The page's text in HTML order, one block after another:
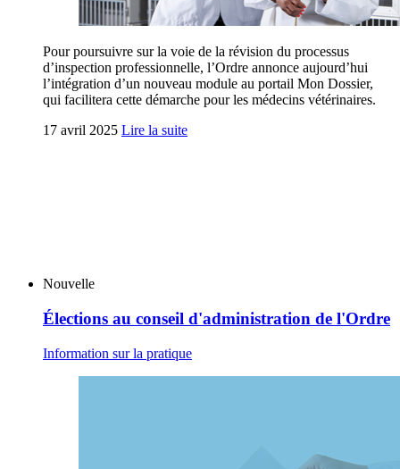
Pour poursuivre sur la voie de la révision du processus
d’inspection professionnelle, l’Ordre annonce aujourd’hui
l’intégration d’un nouveau module au portail Mon Dossier,
qui facilitera cette démarche pour les médecins vétérinaires.
17 avril 2025 Lire la suite
Nouvelle
Élections au conseil d'administration de l'Ordre
Information sur la pratique